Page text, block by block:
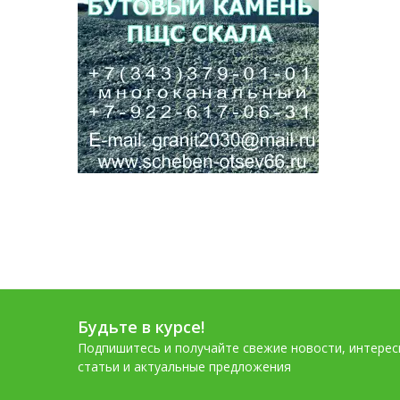
Будьте в курсе!
Подпишитесь и получайте свежие новости,
статьи и актуальные предложения